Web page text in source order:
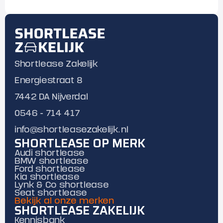
Shortlease Zakelijk
Energiestraat 8
7442 DA Nijverdal
0546 - 714 417
info@shortleasezakelijk.nl
SHORTLEASE OP MERK
Audi shortlease
BMW shortlease
Ford shortlease
Kia shortlease
Lynk & Co shortlease
Seat shortlease
Bekijk al onze merken
SHORTLEASE ZAKELIJK
Kennisbank